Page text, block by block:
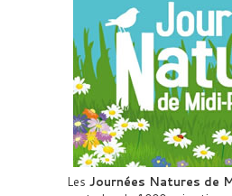
Les Journées Natures de